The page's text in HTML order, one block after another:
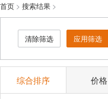
首页 > 搜索结果 >
清除筛选 应用筛选
综合排序 价格